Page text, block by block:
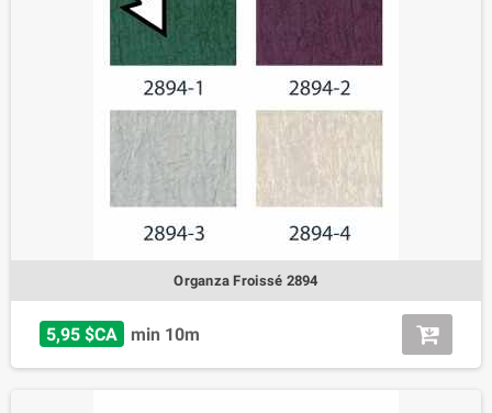
Organza Froissé 2894
5,95 $CA min 10m